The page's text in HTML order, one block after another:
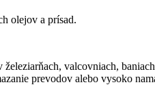
olejov a prísad.
valcovniach,
prevodov alebo vysoko